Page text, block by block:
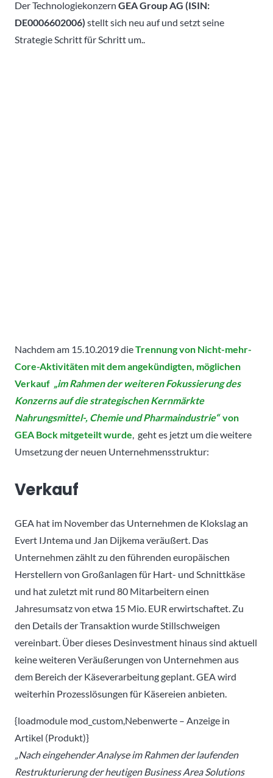
Der Technologiekonzern GEA Group AG (ISIN:
DE0006602006) stellt sich neu auf und setzt seine
Strategie Schritt für Schritt um..
Nachdem am 15.10.2019 dieTrennung von Nicht-mehr-
Core-Aktivitäten mit dem angekündigten, möglichen
Verkauf „im Rahmen der weiteren Fokussierung des
Konzerns auf die strategischen Kernmärkte
Nahrungsmittel-, Chemie und Pharmaindustrie“von
GEA Bock mitgeteilt wurde, geht es jetzt um die weitere
Umsetzung der neuen Unternehmensstruktur:
Verkauf
GEA hat im November das Unternehmen de Klokslag an
Evert IJntema und Jan Dijkema veräußert. Das
Unternehmen zählt zu den führenden europäischen
Herstellern von Großanlagen für Hart- und Schnittkäse
und hat zuletzt mit rund 80 Mitarbeitern einen
Jahresumsatz von etwa 15 Mio. EUR erwirtschaftet. Zu
den Details der Transaktion wurde Stillschweigen
vereinbart. Über dieses Desinvestment hinaus sind aktuell
keine weiteren Veräußerungen von Unternehmen aus
dem Bereich der Käseverarbeitung geplant. GEA wird
weiterhin Prozesslösungen für Käsereien anbieten.
{loadmodule mod_custom,Nebenwerte – Anzeige in
Artikel (Produkt)}
„Nach eingehender Analyse im Rahmen der laufenden
Restrukturierung der heutigen Business Area Solutions